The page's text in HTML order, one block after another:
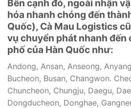
Bên cạnh đó, ngoài nhận
hóa nhanh chóng đến
Quốc), Cà Mau Logistics
vụ chuyển phát nhanh đến
phố của Hàn Quốc như:
Andong, Ansan, Anseong,
Bucheon, Busan, Changwon.
Chuncheon, Chungju, Daegu,
Dongducheon, Donghae,